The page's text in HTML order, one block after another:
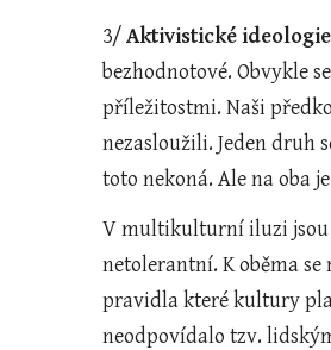
3/ Aktivistické ideologie
bezhodnotové. Obvykle
příležitostmi. Naši
nezasloužili. Jeden druh
toto nekoná. Ale na oba
V multikulturní iluzi jsou
netolerantní. K oběma
pravidla které kultury
neodpovídalo tzv.